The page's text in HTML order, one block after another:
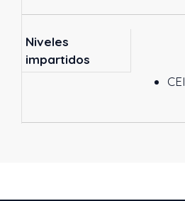
Niveles
impartidos
CEI